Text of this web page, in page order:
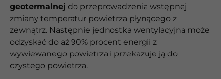
geotermalnej do przeprowadzenia wstępnej
zmiany temperatur powietrza płynącego z
zewnątrz. Następnie jednostka wentylacyjna może
odzyskać do aż 90% procent energii z
wywiewanego powietrza i przekazuje ją do
czystego powietrza.